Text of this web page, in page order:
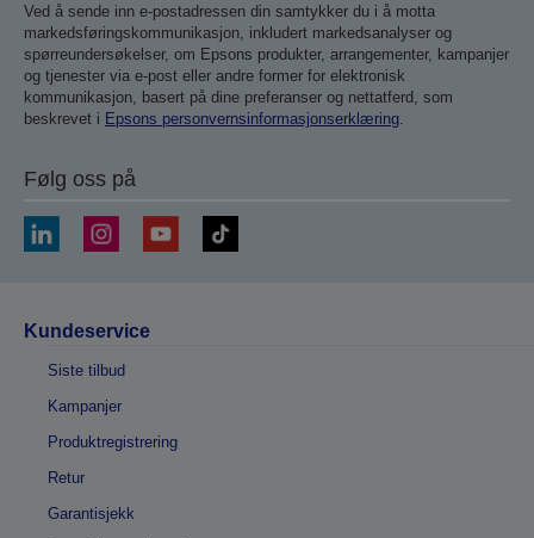
Ved å sende inn e-postadressen din samtykker du i å motta
markedsføringskommunikasjon, inkludert markedsanalyser og
spørreundersøkelser, om Epsons produkter, arrangementer, kampanjer
og tjenester via e-post eller andre former for elektronisk
kommunikasjon, basert på dine preferanser og nettatferd, som
beskrevet i Epsons personvernsinformasjonserklæring
Følg oss på
Kundeservice
Siste tilbud
Kampanjer
Produktregistrering
Retur
Garantisjekk